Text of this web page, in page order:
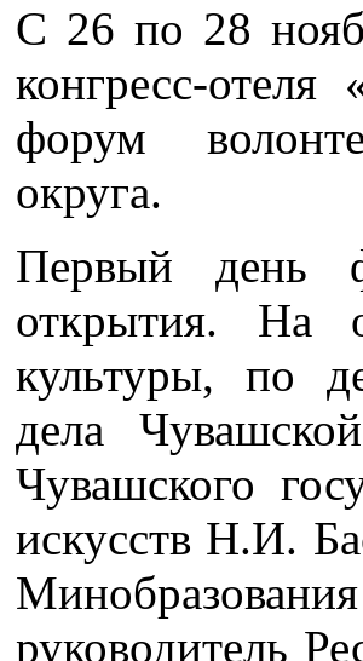
С 26 по 28
конгресс-
форум
округа.
Первый день
открытия. На
культуры, по
дела
Чувашского
искусств Н.И.
руководитель